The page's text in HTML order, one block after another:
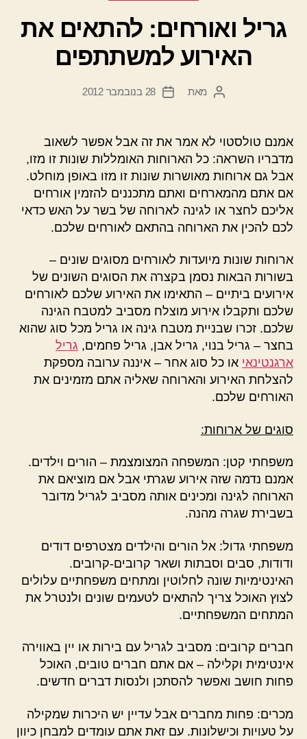
גריל ואורחים: להתאים את
האירוע למשתתפים
המחבר
מאת
תאריך
28 בנובמבר 2012
אמנם טולסטוי לא אמר את זה אבל אפשר לשאוב
מדבריו השראה: כל הארוחות האומללות שונות זו מזו,
אבל גם ארוחות מאושרות שונות זו מזו באופן מוחלט.
אם אתם מהמארחים ואתם מתכננים להזמין אורחים
אליכם לחצר או לגינה לארוחה של בשר על האש כדאי
לכם להכין את הארוחה בהתאם לאורחים שלכם.
ארוחות שונות מיועדות לאורחים מסוגים שונים –
בשורות הבאות נסמן בקצרה את הסוגים השונים של
אירועים ביתיים – התאימו את האירוע שלכם לאורחים
שלכם ותקבלו אירוע מוצלח מסביב למטבח הגינה
שלכם. זכרו שבניית מטבח גינה או גריל מכל סוג שהוא
בחצר – גריל בנוי, גריל אבן, גריל פחמים, גריל
ארגנטינאי או כל סוג אחר – איננה ערובה מספקת
להצלחת האירוע והארוחה שאליה אתם מזמינים את
האורחים שלכם.
סוגים של ארוחות:
משפחתי קטן: המשפחה המצומצמת – הורים וילדים.
אמנם נדמה שזה אירוע שגרתי אבל אם מוציאם את
הארוחה לגינה ומכינים אותה מסביב לגריל מדובר
בשבירת שגרה מהנה.
משפחתי גדול: אל הורים והילדים מצטרפים דודים
ודודות, סבים וסבתות ושאר קרובים-קרובים.
האינטימיות שונה לחלוטין ומתחים משפחתיים עלולים
לצוץ האוכל צריך להתאים לטעמים שונים ולנטרל את
המתחים המשפחתיים.
חברים קרובים: מסביב לגריל עם בירות או יין באווירה
אינטימית וקלילה – אם אתם חברים טובים, האוכל
פחות חושב ואפשר להסתכן ולנסות דברים חדשים.
מכרים: פחות מחברים אבל עדיין יש היכרות שמקילה
על טעויות וכישלונות. עם זאת אתם עומדים למבחן כיוון